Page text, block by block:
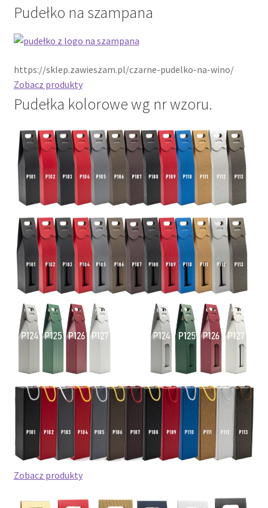
Terms of Use
Twój koszyk
Wishlist
Pudełko na szampana
https://sklep.zawieszam.pl/czarne-pudelko-na-wino/
Zobacz produkty
Pudełka kolorowe wg nr wzoru.
Zobacz produkty